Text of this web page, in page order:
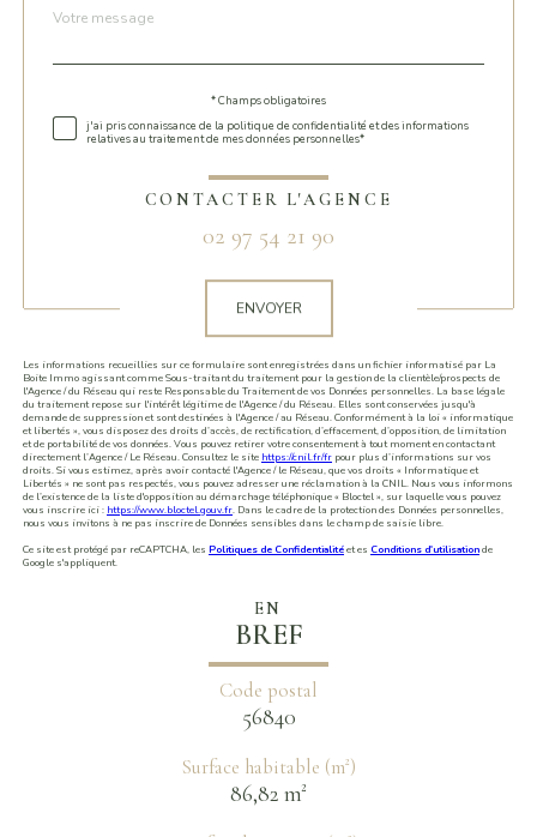
Fieldset
Message
*
* Champs obligatoires
j'ai pris connaissance de la politique de confidentialité et des informations
relatives au traitement de mes données personnelles*
CONTACTER L'AGENCE
02 97 54 21 90
ENVOYER
Les informations recueillies sur ce formulaire sont enregistrées dans un fichier informatisé par La
Boite Immo agissant comme Sous-traitant du traitement pour la gestion de la clientèle/prospects de
l'Agence / du Réseau qui reste Responsable du Traitement de vos Données personnelles. La base légale
du traitement repose sur l'intérêt légitime de l'Agence / du Réseau. Elles sont conservées jusqu'à
demande de suppression et sont destinées à l'Agence / au Réseau. Conformément à la loi « informatique
et libertés », vous disposez des droits d’accès, de rectification, d’effacement, d’opposition, de limitation
et de portabilité de vos données. Vous pouvez retirer votre consentement à tout moment en contactant
directement l’Agence / Le Réseau. Consultez le site https://cnil.fr/fr pour plus d’informations sur vos
droits. Si vous estimez, après avoir contacté l'Agence / le Réseau, que vos droits « Informatique et
Libertés » ne sont pas respectés, vous pouvez adresser une réclamation à la CNIL. Nous vous informons
de l’existence de la liste d'opposition au démarchage téléphonique « Bloctel », sur laquelle vous pouvez
vous inscrire ici : https://www.bloctel.gouv.fr. Dans le cadre de la protection des Données personnelles,
nous vous invitons à ne pas inscrire de Données sensibles dans le champ de saisie libre.
Ce site est protégé par reCAPTCHA, les Politiques de Confidentialitéet es Conditions d'utilisationde
Google s'appliquent.
EN
BREF
Code postal
56840
Surface habitable (m²)
86,82 m²